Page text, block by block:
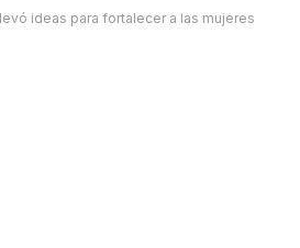
ideas para fortalecer a las mujeres